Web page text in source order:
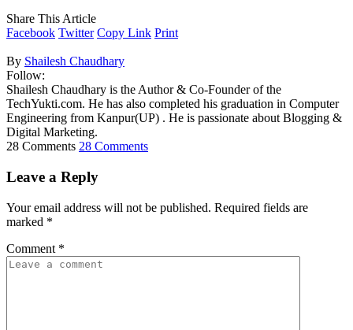
Share This Article
Facebook Twitter Copy Link Print
By Shailesh Chaudhary
Follow:
Shailesh Chaudhary is the Author & Co-Founder of the
TechYukti.com. He has also completed his graduation in Computer
Engineering from Kanpur(UP) . He is passionate about Blogging &
Digital Marketing.
28 Comments 28 Comments
Leave a Reply
Your email address will not be published. Required fields are
marked *
Comment *